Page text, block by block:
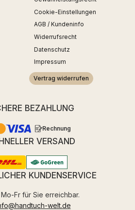
Cookie-Einstellungen
AGB / Kundeninfo
Widerrufsrecht
Datenschutz
Impressum
Vertrag widerrufen
BEZAHLUNG
Rechnung
VERSAND
KUNDENSERVICE
Fr für Sie erreichbar.
welt.de